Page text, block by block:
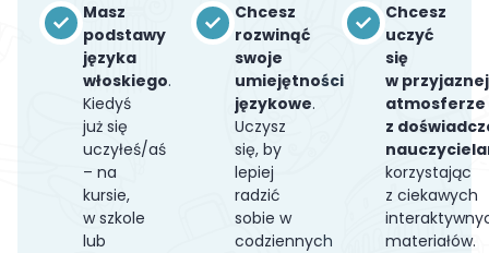
Masz
podstawy
języka
włoskiego.
Kiedyś
już się
uczyłeś/aś
– na
kursie,
w szkole
lub
Chcesz
rozwinąć
swoje
umiejętności
językowe.
Uczysz
się, by
lepiej
radzić
sobie w
codziennych
Chcesz
uczyć
się
w przyjaznej
atmosferze
z
korzystając
z ciekawych
materiałów.